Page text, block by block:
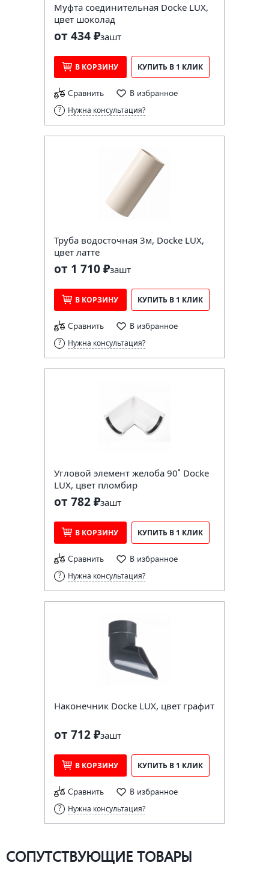
Муфта соединительная Docke LUX,
цвет шоколад
от 434 ₽зашт
В КОРЗИНУ КУПИТЬ В 1 КЛИК
Сравнить В избранное
Нужна консультация?
Труба водосточная 3м, Docke LUX,
цвет латте
от 1 710 ₽зашт
В КОРЗИНУ КУПИТЬ В 1 КЛИК
Сравнить В избранное
Нужна консультация?
Угловой элемент желоба 90˚ Docke
LUX, цвет пломбир
от 782 ₽зашт
В КОРЗИНУ КУПИТЬ В 1 КЛИК
Сравнить В избранное
Нужна консультация?
Наконечник Docke LUX, цвет графит
от 712 ₽зашт
В КОРЗИНУ КУПИТЬ В 1 КЛИК
Сравнить В избранное
Нужна консультация?
СОПУТСТВУЮЩИЕ ТОВАРЫ